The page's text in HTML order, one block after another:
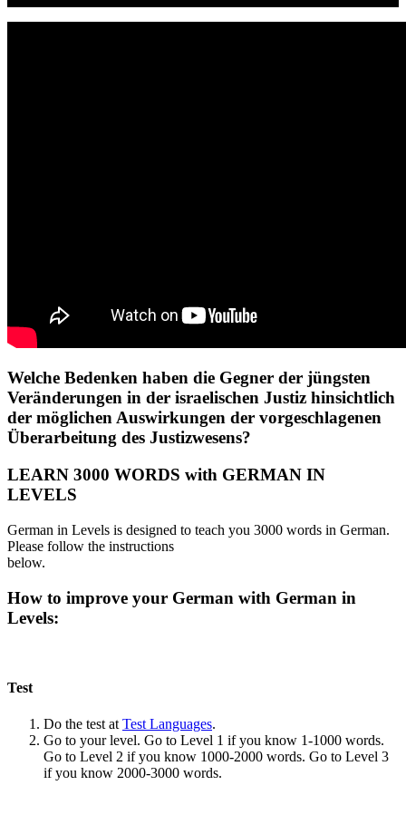
Welche Bedenken haben die Gegner der jüngsten
Veränderungen in der israelischen Justiz hinsichtlich
der möglichen Auswirkungen der vorgeschlagenen
Überarbeitung des Justizwesens?
LEARN 3000 WORDS with GERMAN IN
LEVELS
German in Levels is designed to teach you 3000 words in German.
Please follow the instructions
below.
How to improve your German with German in
Levels:
Test
Do the test at Test Languages.
Go to your level. Go to Level 1 if you know 1-1000 words.
Go to Level 2 if you know 1000-2000 words. Go to Level 3
if you know 2000-3000 words.